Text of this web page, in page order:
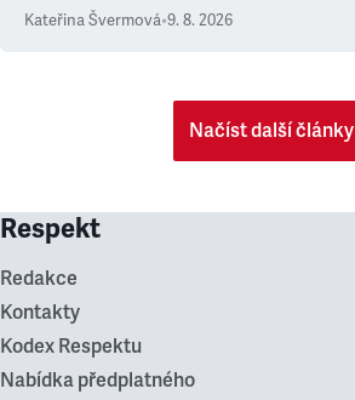
Kateřina Švermová•9. 8. 2026
Načíst další články
Respekt
Redakce
Kontakty
Kodex Respektu
Nabídka předplatného